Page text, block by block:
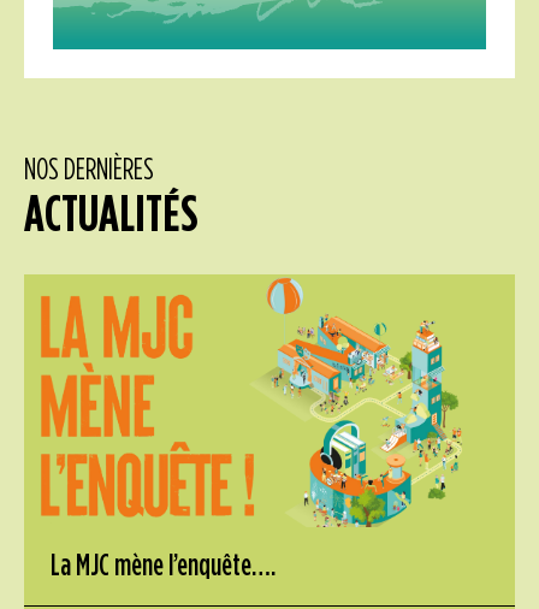
NOS DERNIÈRES
ACTUALITÉS
La MJC mène l’enquête….